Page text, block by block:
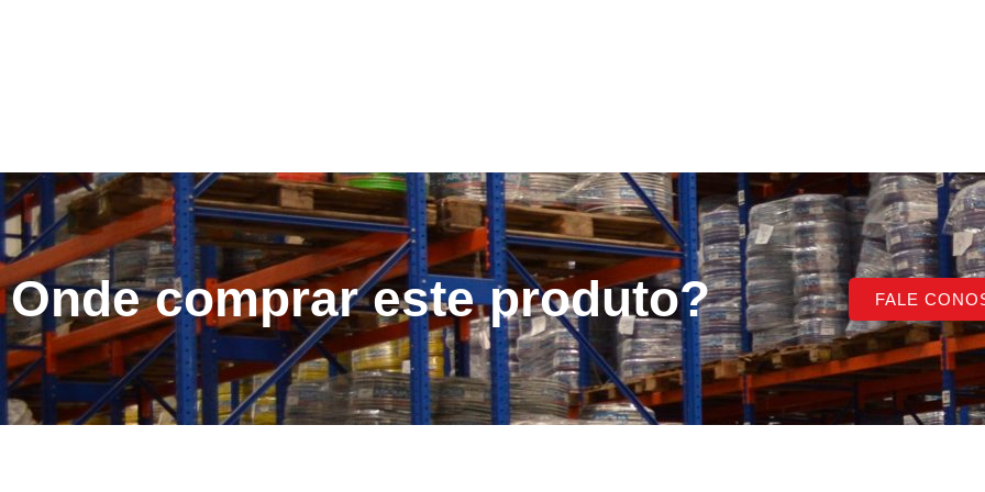
Onde comprar este produto? FALE